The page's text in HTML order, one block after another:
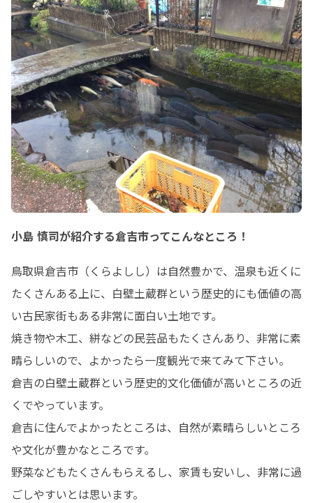
に考え、成長していけるということが
醍醐味だと感じています。
今後はWebサイトだけでなく、トータ
ルでクライアントの力を最大限に発揮
できるプロモーションをしていきま
す。
小島 慎司が紹介する倉吉市ってこんなところ！
鳥取県倉吉市（くらよしし）は自然豊かで、温泉も近くに
たくさんある上に、白壁土蔵群という歴史的にも価値の高
い古民家街もある非常に面白い土地です。
焼き物や木工、絣などの民芸品もたくさんあり、非常に素
晴らしいので、よかったら一度観光で来てみて下さい。
倉吉の白壁土蔵群という歴史的文化価値が高いところの近
くでやっています。
倉吉に住んでよかったところは、自然が素晴らしいところ
や文化が豊かなところです。
野菜などもたくさんもらえるし、家賃も安いし、非常に過
ごしやすいとは思います。